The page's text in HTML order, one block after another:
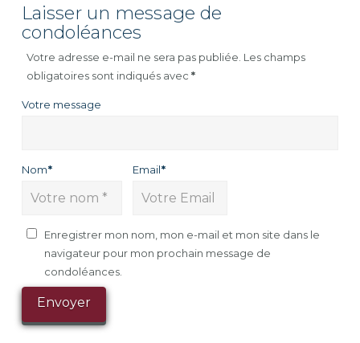
Laisser un message de
condoléances
Votre adresse e-mail ne sera pas publiée. Les champs
obligatoires sont indiqués avec*
Votre message
Nom* Email*
Enregistrer mon nom, mon e-mail et mon site dans le
navigateur pour mon prochain message de
condoléances.